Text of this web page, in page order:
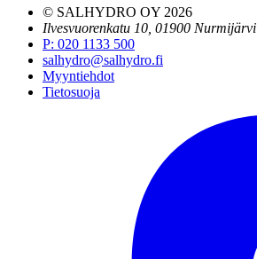
© SALHYDRO OY 2026
Ilvesvuorenkatu 10, 01900 Nurmijärvi
P: 020 1133 500
salhydro@salhydro.fi
Myyntiehdot
Tietosuoja